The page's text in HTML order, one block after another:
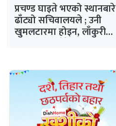
प्रचण्ड घाइते भएको स्थानबारे
ढाँट्यो सचिवालयले ; उनी
खुमलटारमा होइन, लाँकुरी